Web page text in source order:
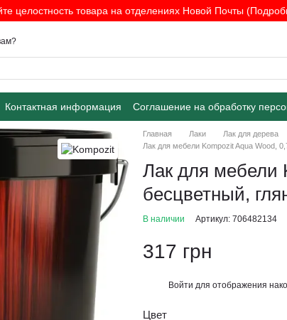
целостность товара на отделениях Новой Почты
Контактная информация Соглашение на обработку
Главная Лаки Лак для дерева
Лак для мебели Kompozit Aqua Wood,
Лак для мебели
бесцветный,
В наличии Артикул: 706482134
317 грн
Войти для отображения
Цвет